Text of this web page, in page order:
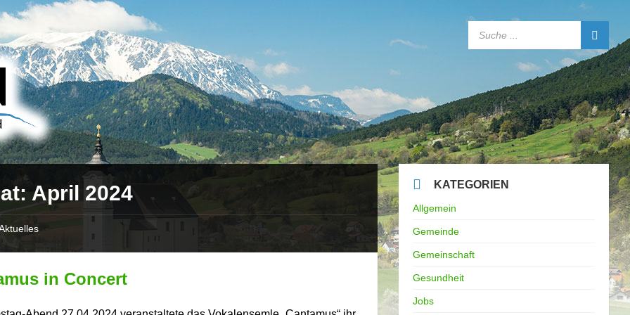
April 2024
in Concert
KATEGORIEN
Allgemein
Gemeinde
Gemeinschaft
Gesundheit
Jobs